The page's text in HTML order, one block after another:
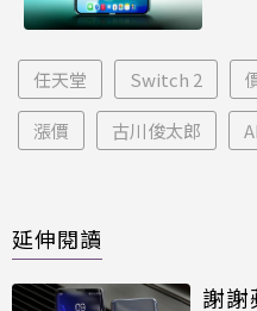
任天堂 Switch 2
漲價 古川俊太郎 AI
延伸閱讀
謝